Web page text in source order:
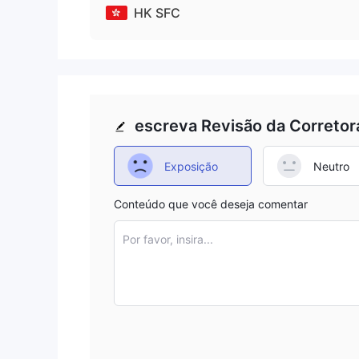
para garantir a segurança de seus investimentos
HK SFC
escreva Revisão da
Exposição Neutro
Conteúdo que você deseja comentar
Por favor, insira...